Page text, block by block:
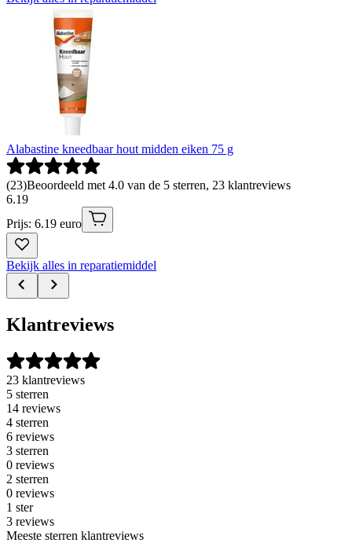
Alabastine kneedbaar hout midden eiken 75 g
(23)Beoordeeld met 4.0 van de 5 sterren, 23 klantreviews
6.19
Prijs: 6.19 euro
Bekijk alles in reparatiemiddel
Klantreviews
23 klantreviews
5 sterren
14 reviews
4 sterren
6 reviews
3 sterren
0 reviews
2 sterren
0 reviews
1 ster
3 reviews
Meeste sterren klantreviews